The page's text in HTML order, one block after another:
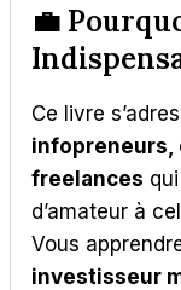
💼
Ce livre
infopreneurs,
freelances
d’amateur à
Vous
investisseur